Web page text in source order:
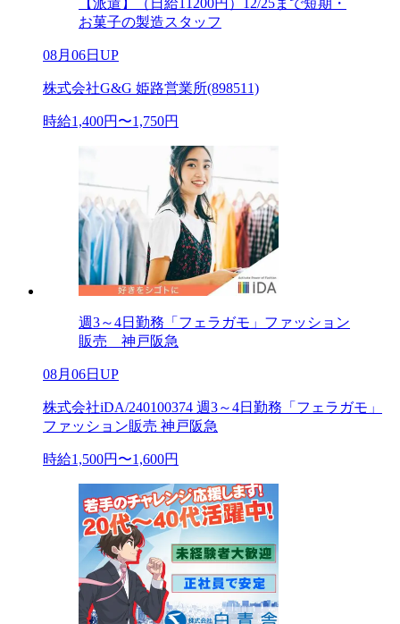
【派遣】（日給11200円）12/25まで短期・
お菓子の製造スタッフ
08月06日UP
株式会社G&G 姫路営業所(898511)
時給1,400円〜1,750円
週3～4日勤務「フェラガモ」ファッション
販売 神戸阪急
08月06日UP
株式会社iDA/240100374 週3～4日勤務「フェラガモ」
ファッション販売 神戸阪急
時給1,500円〜1,600円